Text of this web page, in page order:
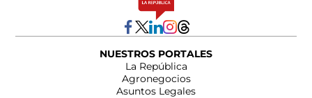
NUESTROS PORTALES
La República
Agronegocios
Asuntos Legales